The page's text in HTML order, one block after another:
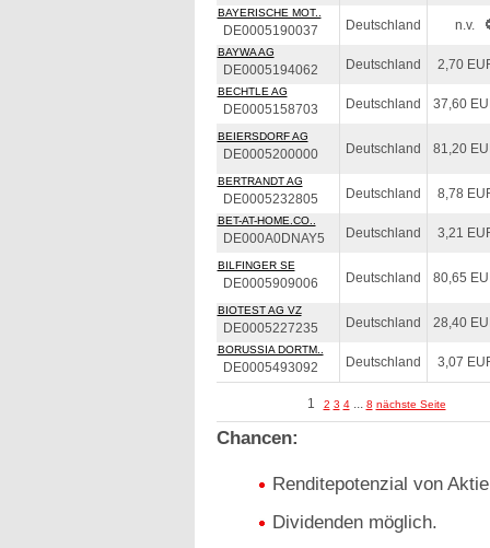
BAYERISCHE MOT..
DE0005190037 Deutschland n.v.
BAYWA AG
DE0005194062 Deutschland 2,70
BECHTLE AG
DE0005158703 Deutschland 37,60
BEIERSDORF AG
DE0005200000 Deutschland 81,20
BERTRANDT AG
DE0005232805 Deutschland 8,78
BET-AT-HOME.CO..
DE000A0DNAY5 Deutschland 3,21
BILFINGER SE
DE0005909006 Deutschland 80,65
BIOTEST AG VZ
DE0005227235 Deutschland 28,40
BORUSSIA DORTM..
DE0005493092 Deutschland 3,07
1 2 3 4... 8 nächste Seite
Chancen:
Renditepotenzial von
Dividenden möglich.